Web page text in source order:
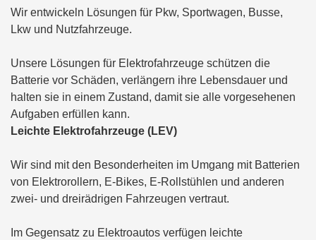
Wir entwickeln Lösungen für Pkw, Sportwagen, Busse,
Lkw und Nutzfahrzeuge.
Unsere Lösungen für Elektrofahrzeuge schützen die
Batterie vor Schäden, verlängern ihre Lebensdauer und
halten sie in einem Zustand, damit sie alle vorgesehenen
Aufgaben erfüllen kann.
Leichte Elektrofahrzeuge (LEV)
Wir sind mit den Besonderheiten im Umgang mit Batterien
von Elektrorollern, E-Bikes, E-Rollstühlen und anderen
zwei- und dreirädrigen Fahrzeugen vertraut.
Im Gegensatz zu Elektroautos verfügen leichte